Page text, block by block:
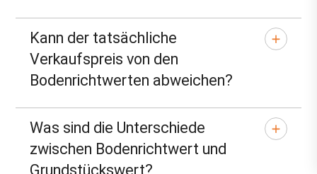
Kann der tatsächliche
Verkaufspreis von den
Bodenrichtwerten abweichen?
Was sind die Unterschiede
zwischen Bodenrichtwert und
Grundstückswert?